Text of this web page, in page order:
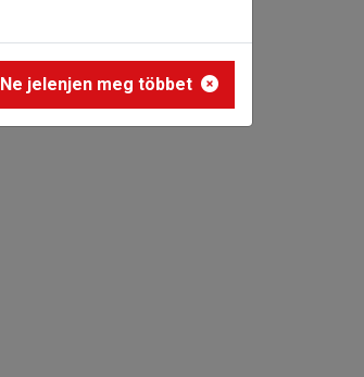
Ne jelenjen meg többet